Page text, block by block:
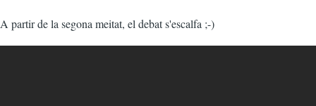
A partir de la segona meitat, el debat s'escalfa ;-)